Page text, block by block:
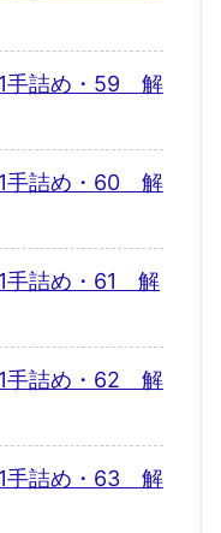
手詰め・59 解
手詰め・60 解
手詰め・61 解
手詰め・62 解
手詰め・63 解